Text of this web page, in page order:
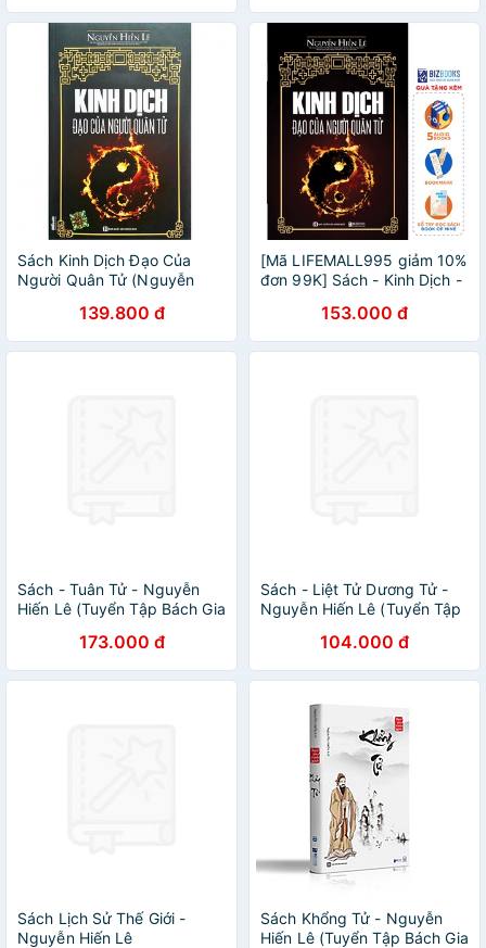
Sách Kinh Dịch Đạo Của
Người Quân Tử (Nguyễn
139.800 đ
[Mã LIFEMALL995 giảm 10%
đơn 99K] Sách - Kinh Dịch -
153.000 đ
Sách - Tuân Tử - Nguyễn
Hiến Lê (Tuyển Tập Bách Gia
173.000 đ
Sách - Liệt Tử Dương Tử -
Nguyễn Hiến Lê (Tuyển Tập
104.000 đ
Sách Lịch Sử Thế Giới -
Nguyễn Hiến Lê
Sách Khổng Tử - Nguyễn
Hiến Lê (Tuyển Tập Bách Gia